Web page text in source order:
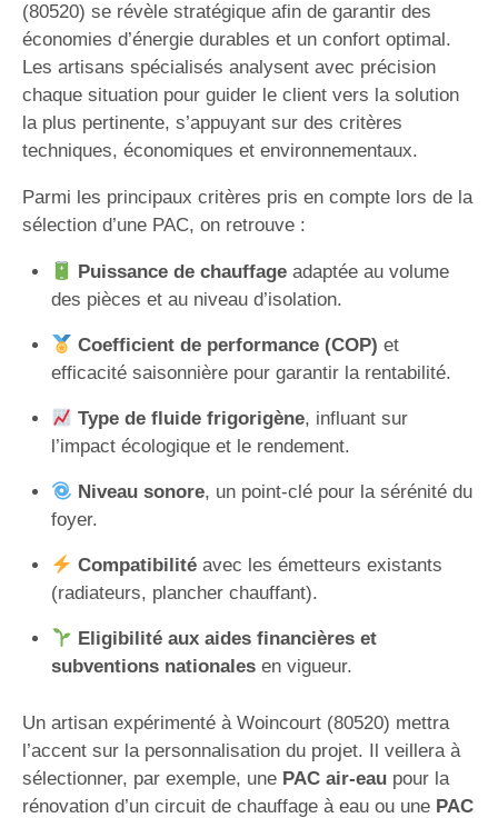
(80520) se révèle stratégique afin de garantir des
économies d’énergie durables et un confort optimal.
Les artisans spécialisés analysent avec précision
chaque situation pour guider le client vers la solution
la plus pertinente, s’appuyant sur des critères
techniques, économiques et environnementaux.
Parmi les principaux critères pris en compte lors de la
sélection d’une PAC, on retrouve :
Puissance de chauffageadaptée au volume
des pièces et au niveau d’isolation.
Coefficient de performance (COP) et
efficacité saisonnière pour garantir la rentabilité.
Type de fluide frigorigène, influant sur
l’impact écologique et le rendement.
Niveau sonore, un point-clé pour la sérénité du
foyer.
Compatibilitéavec les émetteurs existants
(radiateurs, plancher chauffant).
Eligibilité aux aides financières et
subventions nationalesen vigueur.
Un artisan expérimenté à Woincourt (80520) mettra
l’accent sur la personnalisation du projet. Il veillera à
sélectionner, par exemple, une PAC air-eau pour la
rénovation d’un circuit de chauffage à eau ou une PAC